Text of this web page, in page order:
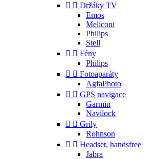
  Držáky TV
Emos
Meliconi
Philips
Stell
  Fény
Philips
  Fotoaparáty
AgfaPhoto
  GPS navigace
Garmin
Navilock
  Grily
Rohnson
  Headset, handsfree
Jabra